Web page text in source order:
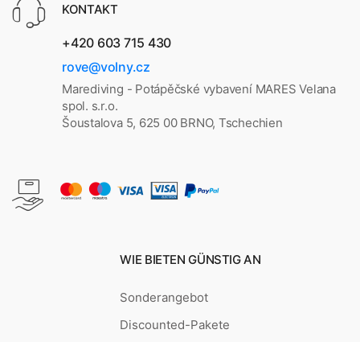
KONTAKT
+420 603 715 430
rove@volny.cz
Marediving - Potápěčské vybavení MARES Velana
spol. s.r.o.
Šoustalova 5, 625 00 BRNO, Tschechien
WIE BIETEN GÜNSTIG AN
Sonderangebot
Discounted-Pakete